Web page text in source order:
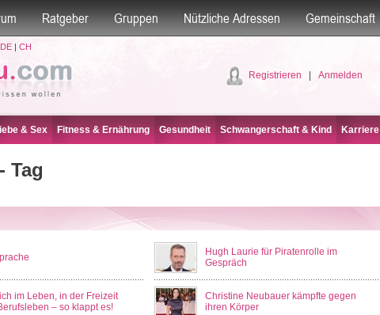
Ratgeber Gruppen Nützliche Adressen Gemeinschaft
DE| CH
Registrieren Anmelden
& Sex Fitness & Ernährung Gesundheit Schwangerschaft & Kind Karriere
Tag
Hugh Laurie für Piratenrolle im
Gespräch
im Leben, in der Freizeit
– so klappt es!
Christine Neubauer kämpfte gegen
ihren Körper